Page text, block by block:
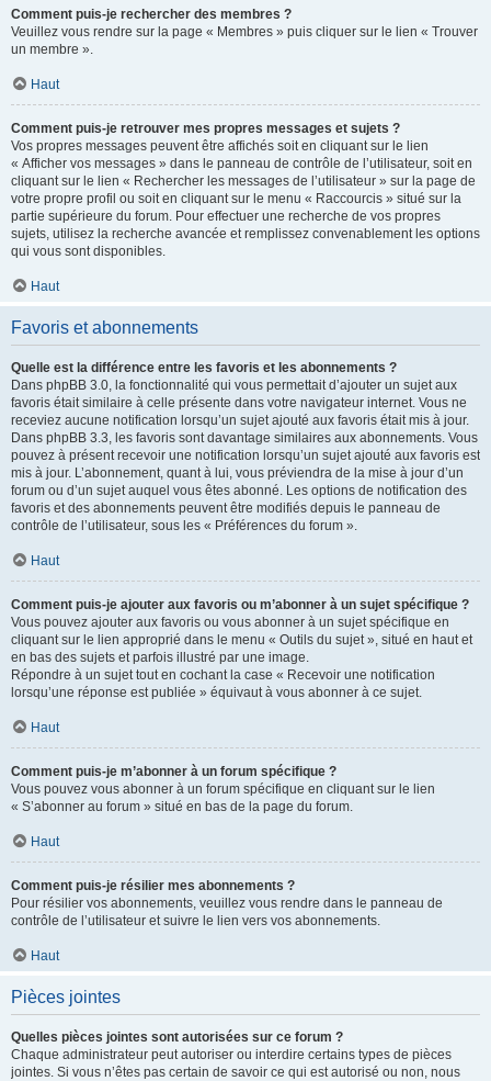
Comment puis-je rechercher des membres ?
Veuillez vous rendre sur la page « Membres » puis cliquer sur le lien « Trouver
un membre ».
Haut
Comment puis-je retrouver mes propres messages et sujets ?
Vos propres messages peuvent être affichés soit en cliquant sur le lien
« Afficher vos messages » dans le panneau de contrôle de l’utilisateur, soit en
cliquant sur le lien « Rechercher les messages de l’utilisateur » sur la page de
votre propre profil ou soit en cliquant sur le menu « Raccourcis » situé sur la
partie supérieure du forum. Pour effectuer une recherche de vos propres
sujets, utilisez la recherche avancée et remplissez convenablement les options
qui vous sont disponibles.
Haut
Favoris et abonnements
Quelle est la différence entre les favoris et les abonnements ?
Dans phpBB 3.0, la fonctionnalité qui vous permettait d’ajouter un sujet aux
favoris était similaire à celle présente dans votre navigateur internet. Vous ne
receviez aucune notification lorsqu’un sujet ajouté aux favoris était mis à jour.
Dans phpBB 3.3, les favoris sont davantage similaires aux abonnements. Vous
pouvez à présent recevoir une notification lorsqu’un sujet ajouté aux favoris est
mis à jour. L’abonnement, quant à lui, vous préviendra de la mise à jour d’un
forum ou d’un sujet auquel vous êtes abonné. Les options de notification des
favoris et des abonnements peuvent être modifiés depuis le panneau de
contrôle de l’utilisateur, sous les « Préférences du forum ».
Haut
Comment puis-je ajouter aux favoris ou m’abonner à un sujet spécifique ?
Vous pouvez ajouter aux favoris ou vous abonner à un sujet spécifique en
cliquant sur le lien approprié dans le menu « Outils du sujet », situé en haut et
en bas des sujets et parfois illustré par une image.
Répondre à un sujet tout en cochant la case « Recevoir une notification
lorsqu’une réponse est publiée » équivaut à vous abonner à ce sujet.
Haut
Comment puis-je m’abonner à un forum spécifique ?
Vous pouvez vous abonner à un forum spécifique en cliquant sur le lien
« S’abonner au forum » situé en bas de la page du forum.
Haut
Comment puis-je résilier mes abonnements ?
Pour résilier vos abonnements, veuillez vous rendre dans le panneau de
contrôle de l’utilisateur et suivre le lien vers vos abonnements.
Haut
Pièces jointes
Quelles pièces jointes sont autorisées sur ce forum ?
Chaque administrateur peut autoriser ou interdire certains types de pièces
jointes. Si vous n’êtes pas certain de savoir ce qui est autorisé ou non, nous